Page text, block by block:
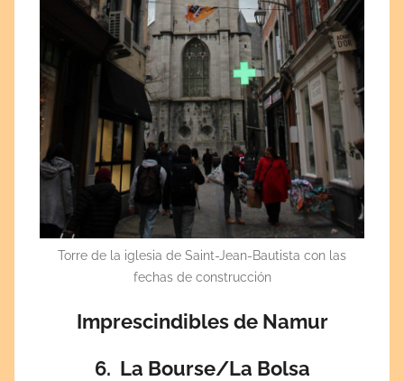
Torre de la iglesia de Saint-Jean-Bautista con las
fechas de construcción
Imprescindibles de Namur
6. La Bourse/La Bolsa